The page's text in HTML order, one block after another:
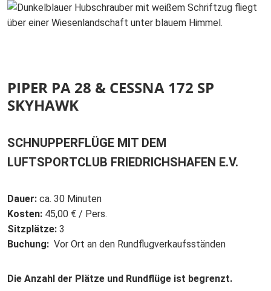
PIPER PA 28 & CESSNA 172 SP
SKYHAWK
SCHNUPPERFLÜGE MIT DEM
LUFTSPORTCLUB FRIEDRICHSHAFEN E.V.
Dauer: ca. 30 Minuten
Kosten: 45,00 € / Pers.
Sitzplätze: 3
Buchung: Vor Ort an den Rundflugverkaufsständen
Die Anzahl der Plätze und Rundflüge ist begrenzt.